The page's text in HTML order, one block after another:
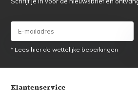
* Lees hier de wettelijke beperkingen
Klantenservice